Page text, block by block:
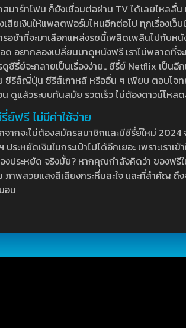
สมาร์ทโฟน ก็ยังเชื่อมต่อผ่าน TV ได้เลยไหลลื่
เสียเงินให้แพลตฟอร์มไหนอีกต่อไป ทุกเรื่องเว็
รอช้าที่จะมาเลือกแหล่งรชนี้เพลิดเพลินไปกับห
ด อยากลองเปลี่ยนมาดูหนังฟรี เราไม่พลาดที่
ดูซีรี่ย์จะกลายเป็นเรื่องง่าย.. ซีรี่ย์ Netflix เป็น
ซีรีส์ญี่ปุ่น ซีรีส์เกาหลี หรืออื่น ๆ เพียบ ตอบโจท
น ดูแล้วระบบทันสมัย รวดเร็ว ไม่ต้องดาวน์โห
ย์ฟรี ไม่มีค่าใช้จ่าย
จากจะไม่ต้องสมัครสมาชิกและมีซีรี่ย์ใหม่
ประหยัดเงินในกระเป๋าไปได้อีกเยอะ เพราะเร
งประหยัด จริงมั้ย? หากคุณกำลังคิดว่า ของฟ
ภาพสวยแสงสีเสียงกระหึ่มสะใจ และที่สำคัญ
อน